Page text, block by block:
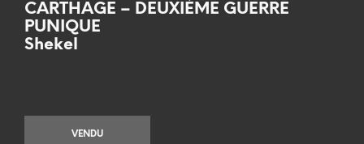
CARTHAGE – DEUXIÈME GUERRE
PUNIQUE
Shekel
VENDU